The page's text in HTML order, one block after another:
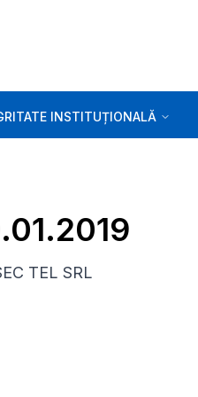
INSTITUȚIONALĂ
TEL SRL